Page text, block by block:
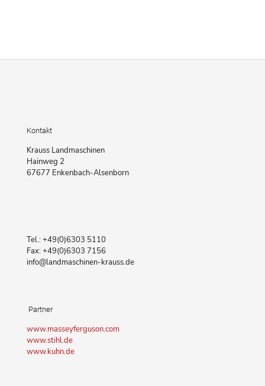
Kontakt
Krauss Landmaschinen
Hainweg 2
67677 Enkenbach-Alsenborn
Tel.: +49(0)6303 5110
Fax: +49(0)6303 7156
info@landmaschinen-krauss.de
Partner
www.masseyferguson.com
www.stihl.de
www.kuhn.de